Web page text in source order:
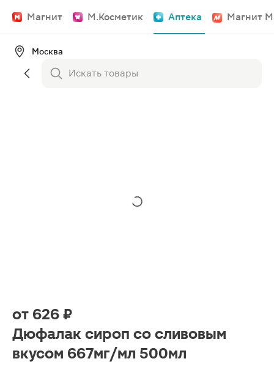
Магнит М.Косметик Аптека Магнит
Москва
от 626 ₽
Дюфалак сироп со сливовым
вкусом 667мг/мл 500мл